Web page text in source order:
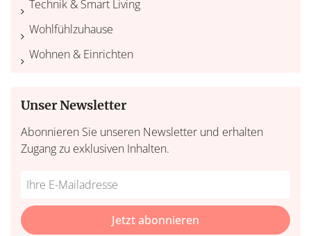
Technik & Smart Living
Wohlfühlzuhause
Wohnen & Einrichten
Unser Newsletter
Abonnieren Sie unseren Newsletter und erhalten
Zugang zu exklusiven Inhalten.
Do
fill
this
*Ihre
Mailadresse:
Jetzt abonnieren